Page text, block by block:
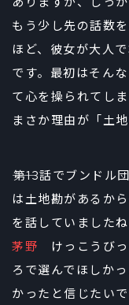
もう少し先の話数
ほど、彼女が大人
です。最初はそん
て心を操られてし
まさか理由が「土
――第13話でブンド
は土地勘があるか
を話していましたね
茅野 けっこうびっ
ろで選んでほしか
かったと信じたいで